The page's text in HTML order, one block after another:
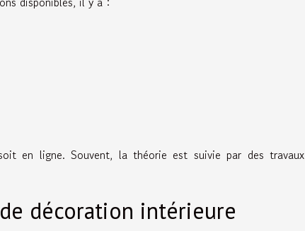
en ligne. Souvent, la théorie est suivie par des travaux
décoration intérieure